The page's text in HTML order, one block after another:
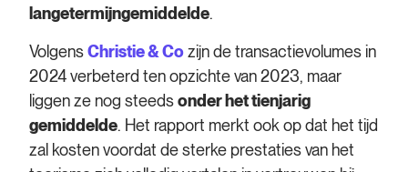
langetermijngemiddelde.
VolgensChristie & Cozijn de transactievolumes in
2024 verbeterd ten opzichte van 2023, maar
liggen ze nog steedsonder het tienjarig
gemiddelde. Het rapport merkt ook op dat het tijd
zal kosten voordat de sterke prestaties van het